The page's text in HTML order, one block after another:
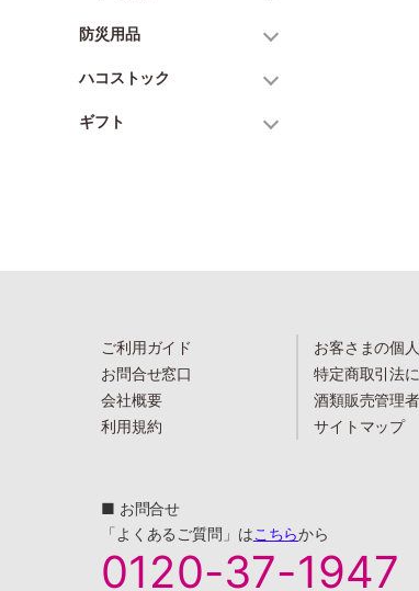
防災用品
ハコストック
ギフト
ご利用ガイド
お問合せ窓口
会社概要
利用規約
お客さまの個
特定商取引法
酒類販売管理
サイトマップ
■ お問合せ
「よくあるご質問」はこちらから
0120-37-1947